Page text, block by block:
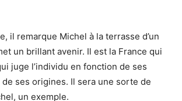
il remarque Michel à la terrasse d’un
un brillant avenir. Il est la France qui
juge l’individu en fonction de ses
ses origines. Il sera une sorte de
un exemple.